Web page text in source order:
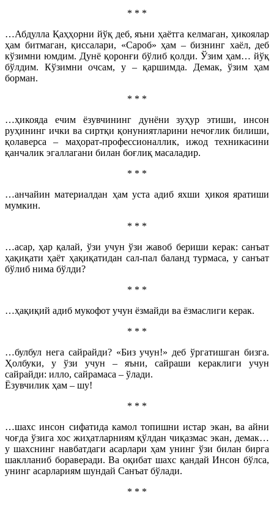
* * *
…Абдулла Қаҳҳорни йўқ деб, яъни ҳаётга келмаган, ҳикоялар
ҳам битмаган, қиссалари, «Сароб» ҳам – бизнинг хаёл, деб
кўзимни юмдим. Дунё қоронғи бўлиб қолди. Ўзим ҳам… йўқ
бўлдим. Кўзимни очсам, у – қаршимда. Демак, ўзим ҳам
борман.
* * *
…ҳикояда ечим ёзувчининг дунёни зуҳур этиши, инсон
руҳининг ички ва сиртқи қонуниятларини нечоғлик билиши,
қолаверса – маҳорат-профессионаллик, ижод техникасини
қанчалик эгаллагани билан боғлиқ масаладир.
* * *
…анчайин материалдан ҳам уста адиб яхши ҳикоя яратиши
мумкин.
* * *
…асар, ҳар қалай, ўзи учун ўзи жавоб бериши керак: санъат
ҳақиқати ҳаёт ҳақиқатидан сал-пал баланд турмаса, у санъат
бўлиб нима бўлди?
* * *
…ҳақиқий адиб мукофот учун ёзмайди ва ёзмаслиги керак.
* * *
…булбул нега сайрайди? «Биз учун!» деб ўргатишган бизга.
Ҳолбуки, у ўзи учун – яъни, сайраши кераклиги учун
сайрайди: илло, сайрамаса – ўлади.
Ёзувчилик ҳам – шу!
* * *
…шахс инсон сифатида камол топишни истар экан, ва айни
чоғда ўзига хос жиҳатларниям қўлдан чиқазмас экан, демак…
у шахснинг навбатдаги асарлари ҳам унинг ўзи билан бирга
шаклланиб бораверади. Ва оқибат шахс қандай Инсон бўлса,
унинг асарлариям шундай Санъат бўлади.
* * *